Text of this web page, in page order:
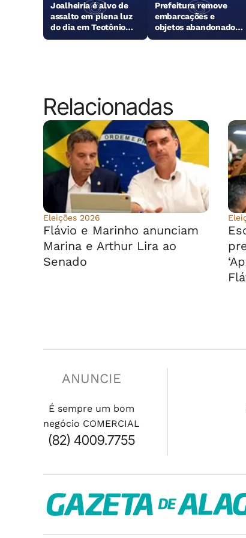
Joalheiria é alvo de
assalto em plena luz
do dia em Teotônio
Vilela
Prefeitura remove
embarcações e
objetos abandonados
na orla da Pajuçara
Relacionadas
Eleições 2026
Flávio e Marinho anunciam
Marina e Arthur Lira ao
Senado
ANUNCIE
É sempre um bom
negócio COMERCIAL
(82) 4009.7755